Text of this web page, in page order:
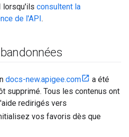
lorsqu'ils consultent la
de l'API.
docs-new.apigee.com
a été
supprimé. Tous les contenus ont
redirigés vers
vos favoris dès que